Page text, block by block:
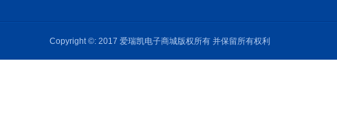
Copyright ©: 2017 爱瑞凯电子商城版权所有 并保留所有权利